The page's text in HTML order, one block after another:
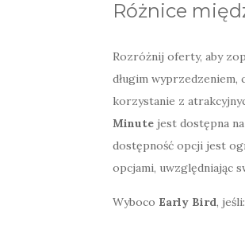
Różnice
Rozróżnij oferty, aby
długim
korzystanie z
Minute jest dostępna
dostępność opcji jest
opcjami, uwzględniając
Wyboco Early Bird, jeśli: